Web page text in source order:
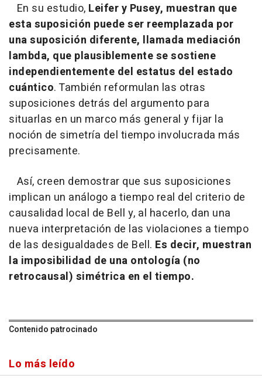
En su estudio, Leifer y Pusey, muestran que
esta suposición puede ser reemplazada por
una suposición diferente, llamada mediación
lambda, que plausiblemente se sostiene
independientemente del estatus del estado
cuántico. También reformulan las otras
suposiciones detrás del argumento para
situarlas en un marco más general y fijar la
noción de simetría del tiempo involucrada más
precisamente.
Así, creen demostrar que sus suposiciones
implican un análogo a tiempo real del criterio de
causalidad local de Bell y, al hacerlo, dan una
nueva interpretación de las violaciones a tiempo
de las desigualdades de Bell. Es decir, muestran
la imposibilidad de una ontología (no
retrocausal) simétrica en el tiempo.
Contenido patrocinado
Lo más leído